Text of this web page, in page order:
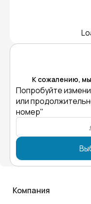
К сожалению,
Попробуйте
или
номер"
Компания